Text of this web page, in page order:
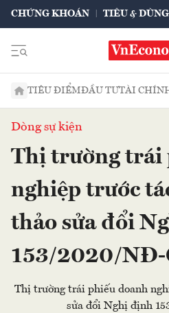
CHỨNG KHOÁN TIÊU & DÙNG
TIÊU ĐIỂMĐẦU TƯTÀI
Dòng sự kiện
Thị trường trái
nghiệp trước
thảo sửa đổi
153/2020/NĐ-
Thị trường trái phiếu doanh
sửa đổi Nghị định